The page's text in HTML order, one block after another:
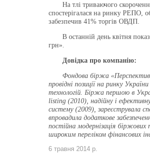
На тлі триваючого скорочення
спостерігалася на ринку РЕПО,
забезпечив 41% торгів ОВДП.
В останній день квітня
грн».
Довідка про компанію:
Фондова біржа
провідні позиції на ринку
технологій. Біржа першою в
listing (2010), надійну і ефективну
систему (2009), зареєструвала
впровадила додаткове
постійна модернізація біржових
широким переліком фінансових
6 травня 2014 р.